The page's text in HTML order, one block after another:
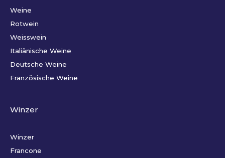
Weine
Rotwein
Weisswein
Italiänische Weine
Deutsche Weine
Französische Weine
Winzer
Winzer
Francone